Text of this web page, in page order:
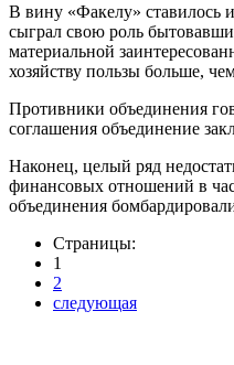
В вину «Факелу» ставилось
сыграл свою роль
материальной
хозяйству пользы больше,
Противники объединения
соглашения объединение
Наконец, целый ряд
финансовых отношений в
объединения
Страницы:
1
2
следующая